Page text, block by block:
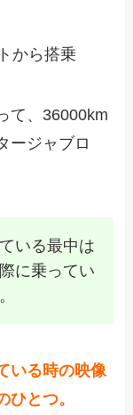
から搭乗
て、36000km
ージャブロ
いる最中は
に乗ってい
いる時の映像
とつ。